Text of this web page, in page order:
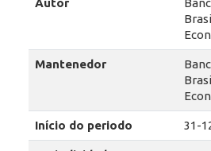
Autor
Mantenedor
Início do periodo 31-